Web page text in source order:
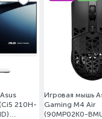
210H-
Игровая мышь
Gaming M4 Air
(90MP02K0-